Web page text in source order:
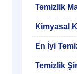
Temizlik
Kimyasal
En İyi
Temizlik